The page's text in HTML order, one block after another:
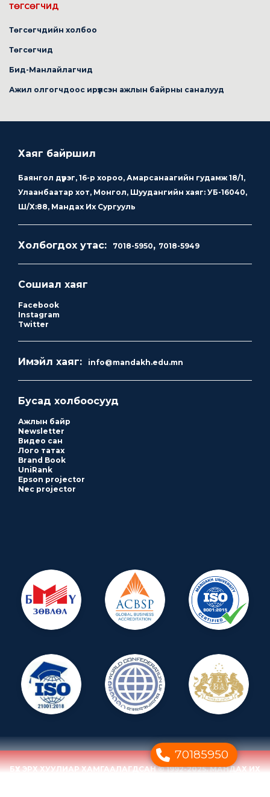
ТӨГСӨГЧИД
Төгсөгчдийн холбоо
Төгсөгчид
Бид-Манлайлагчид
Ажил олгогчдоос ирүүлсэн ажлын байрны саналууд
Хаяг байршил
Баянгол дүүрэг, 16-р хороо, Амарсанаагийн гудамж 18/1,
Улаанбаатар хот, Монгол, Шуудангийн хаяг: УБ-16040,
Ш/Х:88, Мандах Их Сургууль
Холбогдох утас: 7018-5950, 7018-5949
Сошиал хаяг
Facebook
Instagram
Twitter
Имэйл хаяг: info@mandakh.edu.mn
Бусад холбоосууд
Ажлын байр
Newsletter
Видео сан
Лого татах
Brand Book
UniRank
Epson projector
Nec projector
БҮХ ЭРХ ХУУЛИАР ХАМГААЛАГДСАН © 1992-2025. МАНДАХ ИХ
70185950